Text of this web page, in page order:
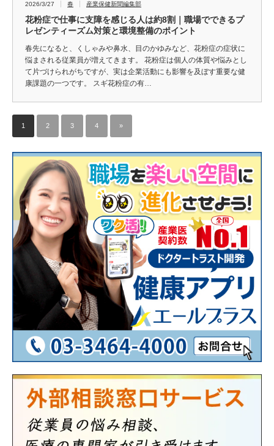
2026/3/27 春 産業保健新聞編集部
花粉症で仕事に支障を感じる人は約8割｜職場でできるプ
レゼンティーズム対策と環境整備のポイント
春先になると、くしゃみや鼻水、目のかゆみなど、花粉症の症状に
悩まされる従業員が増えてきます。 花粉症は個人の体質や悩みとし
て片づけられがちですが、実は企業活動にも影響を及ぼす重要な健
康課題の一つです。 スギ花粉症の有…
1 2 3 4 »